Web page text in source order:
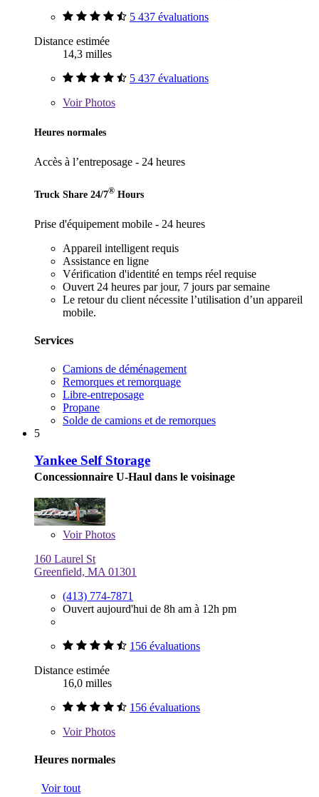
5 437 évaluations
Distance estimée
14,3 milles
5 437 évaluations
VoirPhotos
Heures normales
Accès à l’entreposage - 24 heures
Truck Share 24/7® Hours
Prise d'équipement mobile - 24 heures
Appareil intelligent requis
Assistance en ligne
Vérification d'identité en temps réel requise
Ouvert 24 heures par jour, 7 jours par semaine
Le retour du client nécessite l’utilisation d’un appareil
mobile.
Services
Camions de déménagement
Remorques et remorquage
Libre-entreposage
Propane
Solde de camions et de remorques
5
Yankee Self Storage
Concessionnaire U-Haul dans le voisinage
VoirPhotos
160 Laurel St
Greenfield, MA 01301
(413) 774-7871
Ouvert aujourd'hui de 8h am à 12h pm
156 évaluations
Distance estimée
16,0 milles
156 évaluations
VoirPhotos
Heures normales
Voir tout